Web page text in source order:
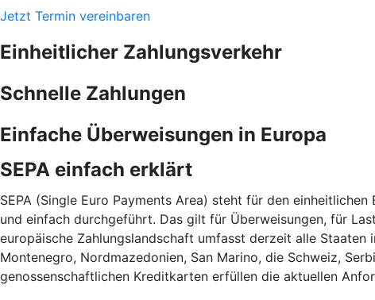
Jetzt Termin vereinbaren
Einheitlicher Zahlungsverkehr
Schnelle Zahlungen
Einfache Überweisungen in Europa
SEPA einfach erklärt
SEPA (Single Euro Payments Area) steht für den
und einfach durchgeführt. Das gilt für Überweisungen, für
europäische Zahlungslandschaft umfasst derzeit alle
Montenegro, Nordmazedonien, San Marino, die Schweiz,
genossenschaftlichen Kreditkarten erfüllen die aktuellen